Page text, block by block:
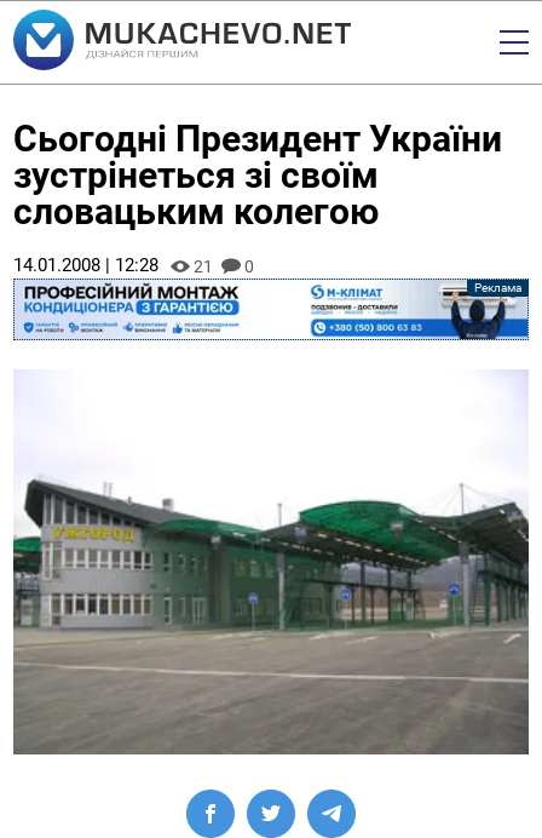
Сьогодні Президент України
зустрінеться зі своїм
словацьким колегою
14.01.2008 | 12:28 21 0